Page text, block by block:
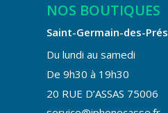
NOS BOUTIQUES
Saint-Germain-des-Prés
Du lundi au samedi
De 9h30 à 19h30
20 RUE D’ASSAS 75006